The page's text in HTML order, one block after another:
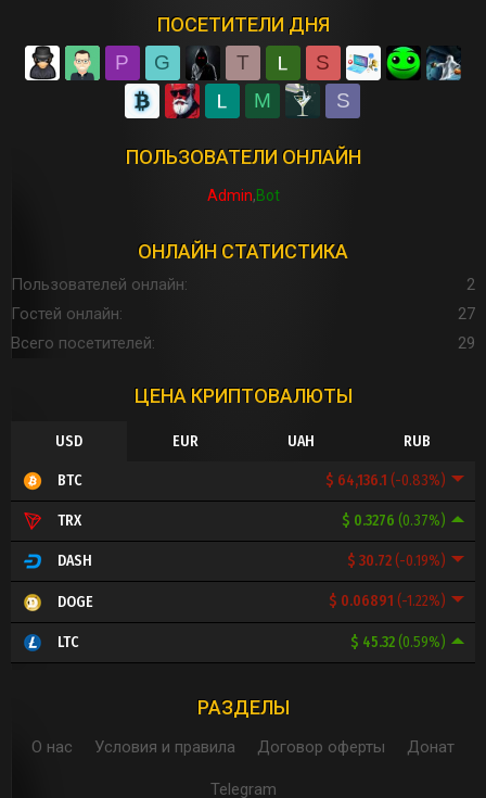
ПОСЕТИТЕЛИ ДНЯ
P G T
S
M
S
ПОЛЬЗОВАТЕЛИ ОНЛАЙН
Admin Bot
ОНЛАЙН СТАТИСТИКА
Пользователей онлайн
2
Гостей онлайн
27
Всего посетителей
29
ЦЕНА КРИПТОВАЛЮТЫ
USD EUR UAH RUB
$ 64,136.1 (-0.83%)
BTC
$ 0.3276 (0.37%)
TRX
$ 30.72(-0.19%)
DASH
$ 0.06891 (-1.22%)
DOGE
$ 45.32(0.59%)
LTC
РАЗДЕЛЫ
О нас Условия и правила Договор оферты Донат
Telegram